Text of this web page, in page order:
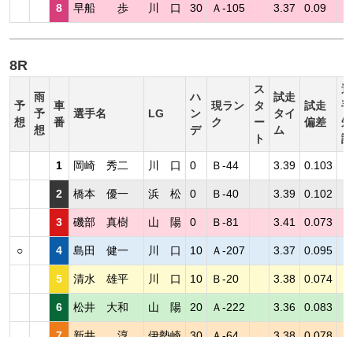
8 早船 歩 川 口 30 Ａ-105 3.37 0.09
8R
予
想
雨
予
想
車
番
選手名 LG
ハ
ン
デ
現ラン
ク
ス
タ
ー
ト
試走
タイ
ム
試走
偏差
選
手
短
評
1 岡崎 秀二 川 口 0 Ｂ-44 3.39 0.103
2 橋本 優一 浜 松 0 Ｂ-40 3.39 0.102
3 磯部 真樹 山 陽 0 Ｂ-81 3.41 0.073
○ 4 島田 健一 川 口 10 Ａ-207 3.37 0.095
5 清水 雄平 川 口 10 Ｂ-20 3.38 0.074
6 松井 大和 山 陽 20 Ａ-222 3.36 0.083